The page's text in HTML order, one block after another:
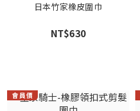
日本竹家橡皮圍巾
NT$630